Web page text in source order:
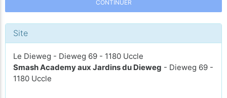
CONTINUER
Site
Le Dieweg - Dieweg 69 - 1180 Uccle
Smash Academy aux Jardins du Dieweg - Dieweg 69 -
1180 Uccle